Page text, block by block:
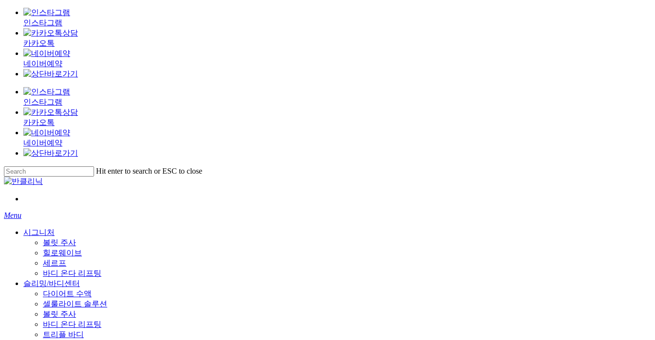
인스타그램
카카오톡
네이버예약
인스타그램
카카오톡
네이버예약
Skip
to
main
content
Hit enter to search or ESC to close
Close
Menu
시그니처
볼릿 주사
힐로웨이브
세르프
바디 온다 리프팅
슬리밍/바디센터
다이어트 수액
셀룰라이트 솔루션
볼릿 주사
바디 온다 리프팅
트리플 바디